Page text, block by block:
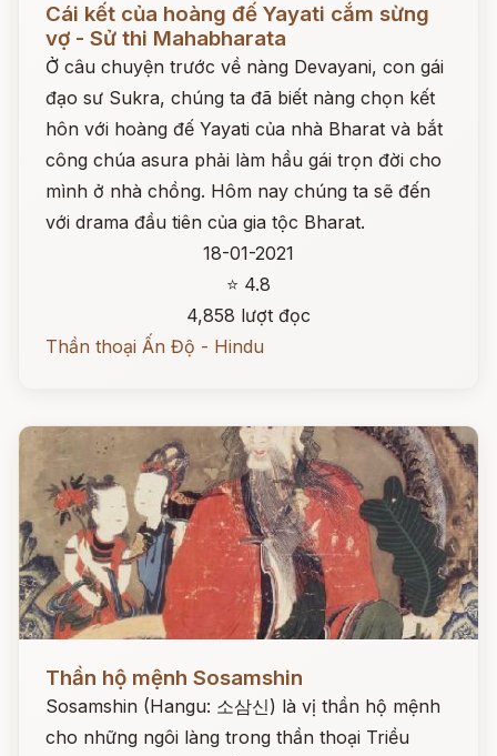
Cái kết của hoàng đế Yayati cắm sừng
vợ - Sử thi Mahabharata
Ở câu chuyện trước về nàng Devayani, con gái
đạo sư Sukra, chúng ta đã biết nàng chọn kết
hôn với hoàng đế Yayati của nhà Bharat và bắt
công chúa asura phải làm hầu gái trọn đời cho
mình ở nhà chồng. Hôm nay chúng ta sẽ đến
với drama đầu tiên của gia tộc Bharat.
18-01-2021
⭐ 4.8
4,858 lượt đọc
Thần thoại Ấn Độ - Hindu
Đọc ngay
Thần hộ mệnh Sosamshin
Sosamshin (Hangu: 소삼신) là vị thần hộ mệnh
cho những ngôi làng trong thần thoại Triều